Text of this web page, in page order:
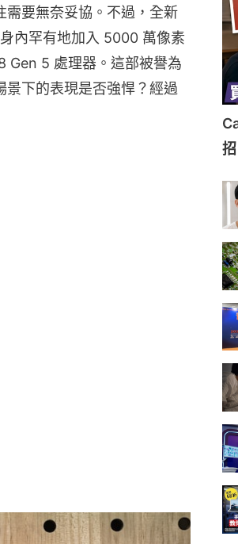
需要無奈妥協。不過，全新
內罕有地加入 5000 萬像素
Gen 5 處理器。這部被譽為
下的表現是否強悍？經過